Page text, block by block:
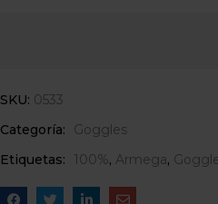
SKU: 0533
Categoría:
Goggles
Etiquetas:
100%, Armega,